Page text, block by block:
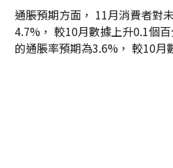
通脹預期方面， 11月消費者對
4.7%， 較10月數據上升0.1個
的通脹率預期為3.6%， 較10月